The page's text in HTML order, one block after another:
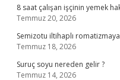
8 saat çalışan işçinin yemek
Temmuz 20, 2026
Semizotu iltihaplı
Temmuz 18, 2026
Suruç soyu nereden gelir ?
Temmuz 14, 2026